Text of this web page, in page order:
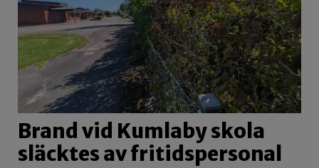
Brand vid Kumlaby skola
släcktes av fritidspersonal